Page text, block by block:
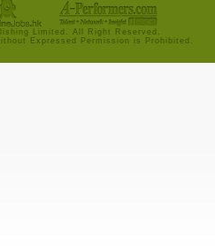
Limited. All Right Reserved.
Expressed Permission is Prohibited.